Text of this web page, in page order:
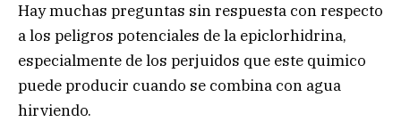
Hay muchas preguntas sin respuesta con respecto
a los peligros potenciales de la epiclorhidrina,
especialmente de los perjuidos que este quimico
puede producir cuando se combina con agua
hirviendo.